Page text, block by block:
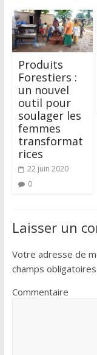
Produits
Forestiers :
un nouvel
outil pour
soulager les
femmes
transformat
rices
22 juin 2020
0
Laisser un
Votre adresse de
champs
Commentaire